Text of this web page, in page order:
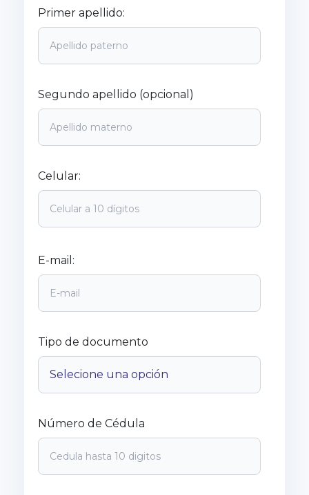
Primer apellido:
Segundo apellido (opcional)
Celular:
E-mail:
Tipo de documento
Número de Cédula